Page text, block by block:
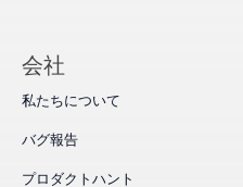
会社
私たちについて
バグ報告
プロダクトハント